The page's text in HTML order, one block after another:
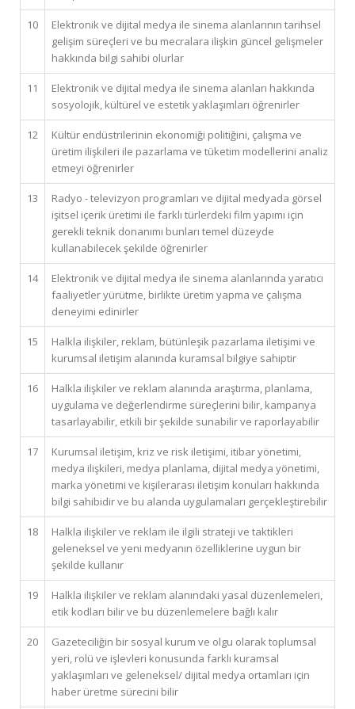
10
Elektronik ve dijital medya ile sinema alanlarının tarihsel
gelişim süreçleri ve bu mecralara ilişkin güncel gelişmeler
hakkında bilgi sahibi olurlar
11
Elektronik ve dijital medya ile sinema alanları hakkında
sosyolojik, kültürel ve estetik yaklaşımları öğrenirler
12
Kültür endüstrilerinin ekonomiği politiğini, çalışma ve
üretim ilişkileri ile pazarlama ve tüketim modellerini analiz
etmeyi öğrenirler
13
Radyo - televizyon programları ve dijital medyada görsel
işitsel içerik üretimi ile farklı türlerdeki film yapımı için
gerekli teknik donanımı bunları temel düzeyde
kullanabilecek şekilde öğrenirler
14
Elektronik ve dijital medya ile sinema alanlarında yaratıcı
faaliyetler yürütme, birlikte üretim yapma ve çalışma
deneyimi edinirler
15
Halkla ilişkiler, reklam, bütünleşik pazarlama iletişimi ve
kurumsal iletişim alanında kuramsal bilgiye sahiptir
16
Halkla ilişkiler ve reklam alanında araştırma, planlama,
uygulama ve değerlendirme süreçlerini bilir, kampanya
tasarlayabilir, etkili bir şekilde sunabilir ve raporlayabilir
17
Kurumsal iletişim, kriz ve risk iletişimi, itibar yönetimi,
medya ilişkileri, medya planlama, dijital medya yönetimi,
marka yönetimi ve kişilerarası iletişim konuları hakkında
bilgi sahibidir ve bu alanda uygulamaları gerçekleştirebilir
18
Halkla ilişkiler ve reklam ile ilgili strateji ve taktikleri
geleneksel ve yeni medyanın özelliklerine uygun bir
şekilde kullanır
19
Halkla ilişkiler ve reklam alanındaki yasal düzenlemeleri,
etik kodları bilir ve bu düzenlemelere bağlı kalır
20
Gazeteciliğin bir sosyal kurum ve olgu olarak toplumsal
yeri, rolü ve işlevleri konusunda farklı kuramsal
yaklaşımları ve geleneksel/ dijital medya ortamları için
haber üretme sürecini bilir